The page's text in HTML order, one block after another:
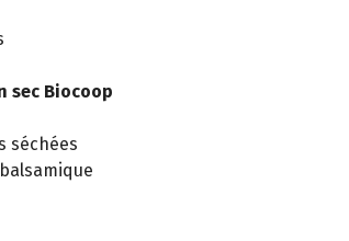
sec Biocoop
séchées